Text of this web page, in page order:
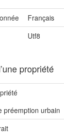
Français
Utf8
propriété
préemption urbain